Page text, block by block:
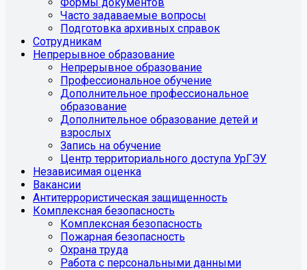
Часто задаваемые вопросы
Подготовка архивных справок
Сотрудникам
Непрерывное образование
Непрерывное образование
Профессиональное обучение
Дополнительное профессиональное
образование
Дополнительное образование детей и
взрослых
Запись на обучение
Центр территориального доступа УрГЭУ
Независимая оценка
Вакансии
Антитеррористическая защищенность
Комплексная безопасность
Комплексная безопасность
Пожарная безопасность
Охрана труда
Работа с персональными данными